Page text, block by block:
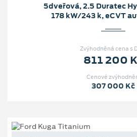
5dveřová, 2.5 Duratec
178 kW/243 k, eCVT
Zvýhodněná cena s
811 200
Cenové
307 000 Kč